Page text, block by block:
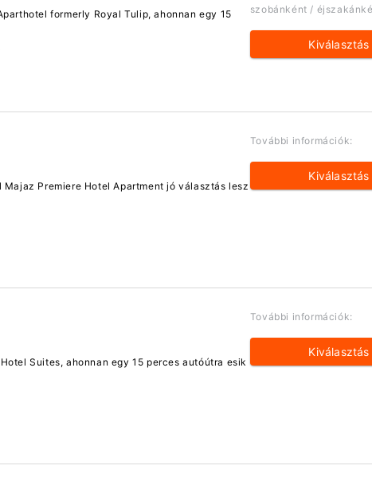
formerly Royal Tulip, ahonnan egy 15
szobánként /
Kiválasztás
Premiere Hotel Apartment jó választás lesz
További információk:
Kiválasztás
Suites, ahonnan egy 15 perces autóútra esik
További információk:
Kiválasztás